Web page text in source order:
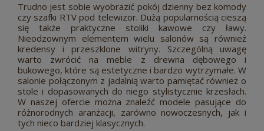
Trudno jest sobie wyobrazić pokój dzienny bez komody
czy szafki RTV pod telewizor. Dużą popularnością cieszą
się także praktyczne stoliki kawowe czy ławy.
Nieodzownym elementem wielu salonów są również
kredensy i przeszklone witryny. Szczególną uwagę
warto zwrócić na meble z drewna dębowego i
bukowego, które są estetyczne i bardzo wytrzymałe. W
salonie połączonym z jadalnią warto pamiętać również o
stole i dopasowanych do niego stylistycznie krzesłach.
W naszej ofercie można znaleźć modele pasujące do
różnorodnych aranżacji, zarówno nowoczesnych, jak i
tych nieco bardziej klasycznych.